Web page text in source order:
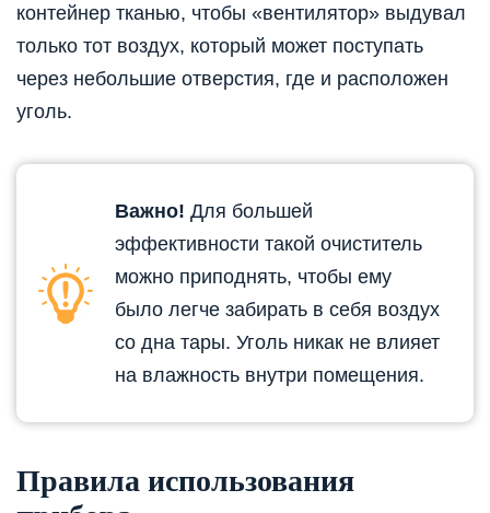
контейнер тканью, чтобы «вентилятор» выдувал
только тот воздух, который может поступать
через небольшие отверстия, где и расположен
уголь.
Важно! Для большей
эффективности такой очиститель
можно приподнять, чтобы ему
было легче забирать в себя воздух
со дна тары. Уголь никак не влияет
на влажность внутри помещения.
Правила использования